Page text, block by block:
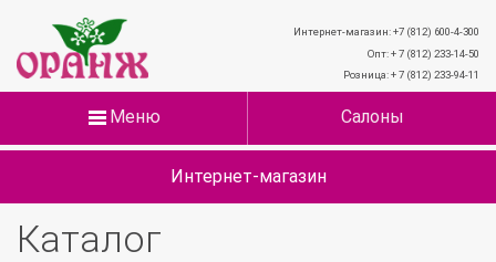
Интернет-магазин: +7 (812) 600-4-300
Опт: + 7 (812) 233-14-50
Розница: + 7 (812) 233-94-11
Меню Салоны
Интернет-магазин
Каталог